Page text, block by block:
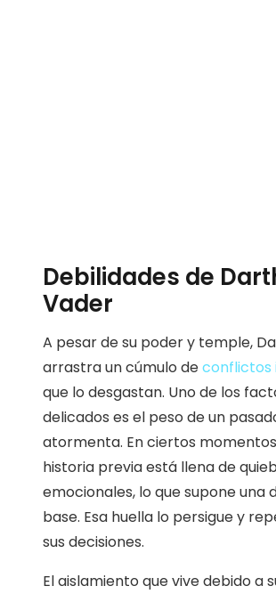
Debilidades de
Vader
A pesar de su poder y temple,
arrastra un cúmulo deconflictos
que lo desgastan. Uno de los
delicados es el peso de un
atormenta. En ciertos
historia previa está llena de
emocionales, lo que supone una
base. Esa huella lo persigue y
sus decisiones.
El aislamiento que vive debido a